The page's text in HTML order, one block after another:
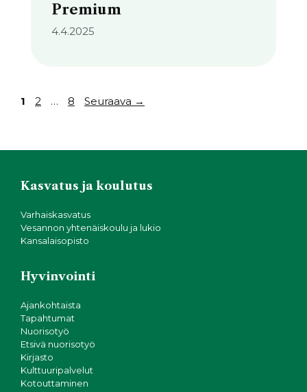
Premium
4.4.2025
Sivu
1 Sivu
2 … Sivu
8 Seuraava →
Kasvatus ja koulutus
Varhaiskasvatus
Vesannon yhtenäiskoulu ja lukio
Kansalaisopisto
Hyvinvointi
Ajankohtaista
Tapahtumat
Nuorisotyö
Etsivä nuorisotyö
Kirjasto
Kulttuuripalvelut
Kotouttaminen